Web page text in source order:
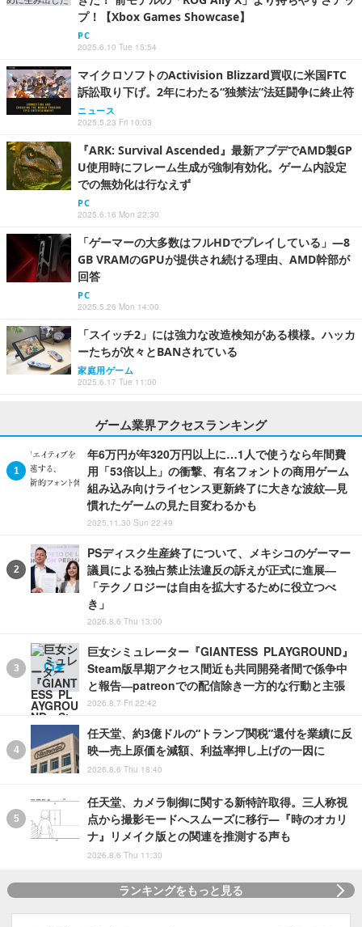
プ！【Xbox Games Showcase】
PC
2025.6.10 Tue 15:54
マイクロソフトのActivision Blizzard買収に米国FTC
訴訟取り下げ。2年にわたる“独禁法”法廷闘争に終止符
ニュース
2025.5.23 Fri 10:03
『ARK: Survival Ascended』最新アプデでAMD製GP
U使用時にフレーム生成が強制有効化。ゲーム内設定
での無効化は行なえず
PC
2025.6.16 Mon 22:30
「ゲーマーの大多数はフルHDでプレイしている」―8
GB VRAMのGPUが提供され続ける理由、AMD幹部が
回答
PC
2025.5.26 Mon 14:00
「スイッチ2」には強力な改造検知がある模様。ハッカ
ーたちが次々とBANされている
家庭用ゲーム
2025.6.17 Tue 11:00
ゲーム業界アクセスランキング
年6万円が年320万円以上に…1人で使うなら年間費
用「53倍以上」の衝撃、有名フォントの商用ゲーム
組み込み向けライセンス更新終了に大きな波紋―見
慣れたゲームの見た目変わるかも
2025.11.30 Sun 22:49
PSディスク生産終了について、メキシコのゲーマー
議員による独占禁止法違反の訴えが正式に進展―
「テクノロジーは自由を拡大するために役立つべ
き」
2026.8.6 Thu 13:00
巨女シミュレーター『GIANTESS PLAYGROUND』
Steam版早期アクセス間近も共同開発者間で係争中
と報告―patreonでの配信除き一方的な行動と主張
2026.8.7 Fri 22:42
任天堂、約3億ドルの“トランプ関税”還付を業績に反
映―売上原価を減額、利益率押し上げの一因に
2026.8.6 Thu 18:40
任天堂、カメラ制御に関する新特許取得。三人称視
点から撮影モードへスムーズに移行―『時のオカリ
ナ』リメイク版との関連を推測する声も
2026.8.6 Thu 11:30
ランキングをもっと見る